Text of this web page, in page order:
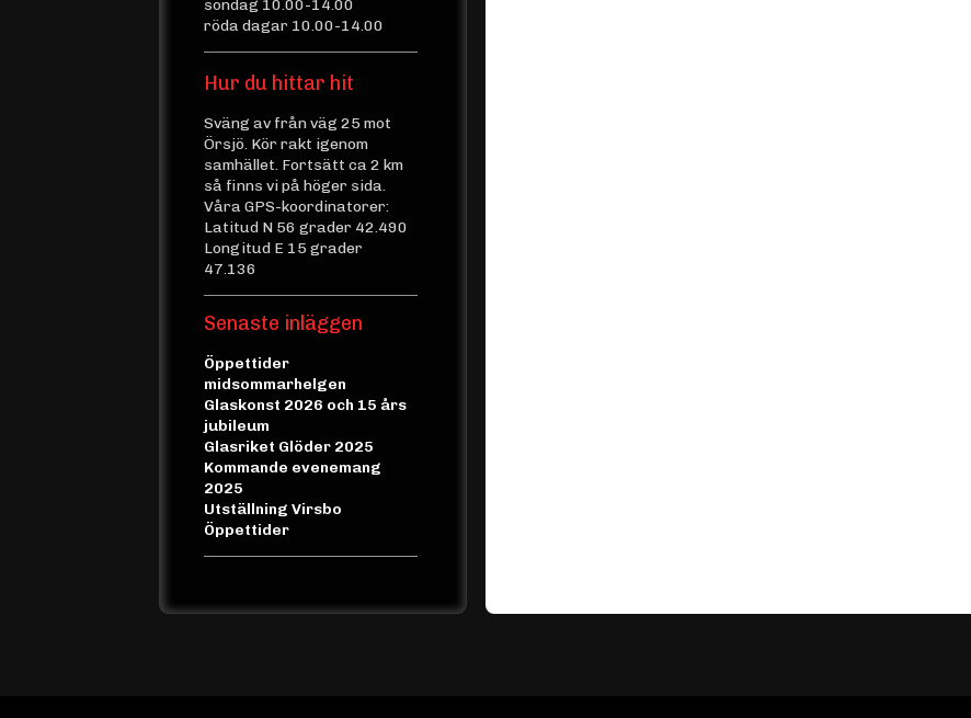
söndag 10.00-14.00
röda dagar 10.00-14.00
Hur du hittar hit
Sväng av från väg 25 mot
Örsjö. Kör rakt igenom
samhället. Fortsätt ca 2 km
så finns vi på höger sida.
Våra GPS-koordinatorer:
Latitud N 56 grader 42.490
Longitud E 15 grader
47.136
Senaste inläggen
Öppettider
midsommarhelgen
Glaskonst 2026 och 15 års
jubileum
Glasriket Glöder 2025
Kommande evenemang
2025
Utställning Virsbo
Öppettider